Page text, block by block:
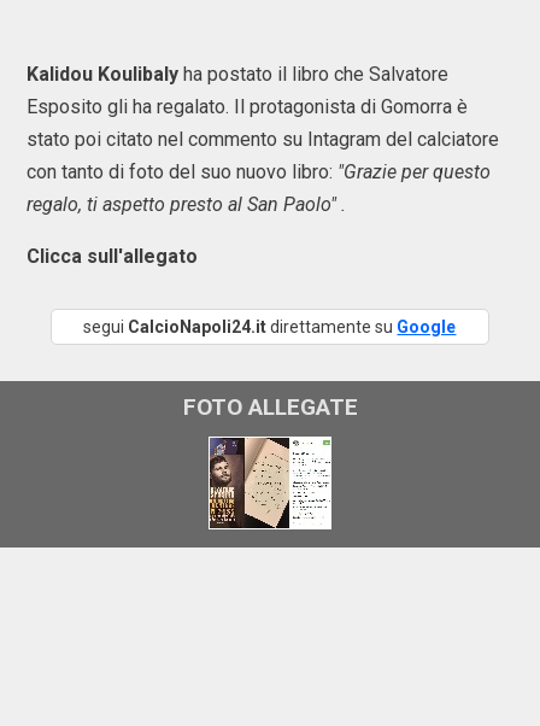
Kalidou Koulibaly ha postato il libro che Salvatore
Esposito gli ha regalato. Il protagonista di Gomorra è
stato poi citato nel commento su Intagram del calciatore
con tanto di foto del suo nuovo libro: "Grazie per questo
regalo, ti aspetto presto al San Paolo" .
Clicca sull'allegato
segui CalcioNapoli24.itdirettamente su Google
FOTO ALLEGATE